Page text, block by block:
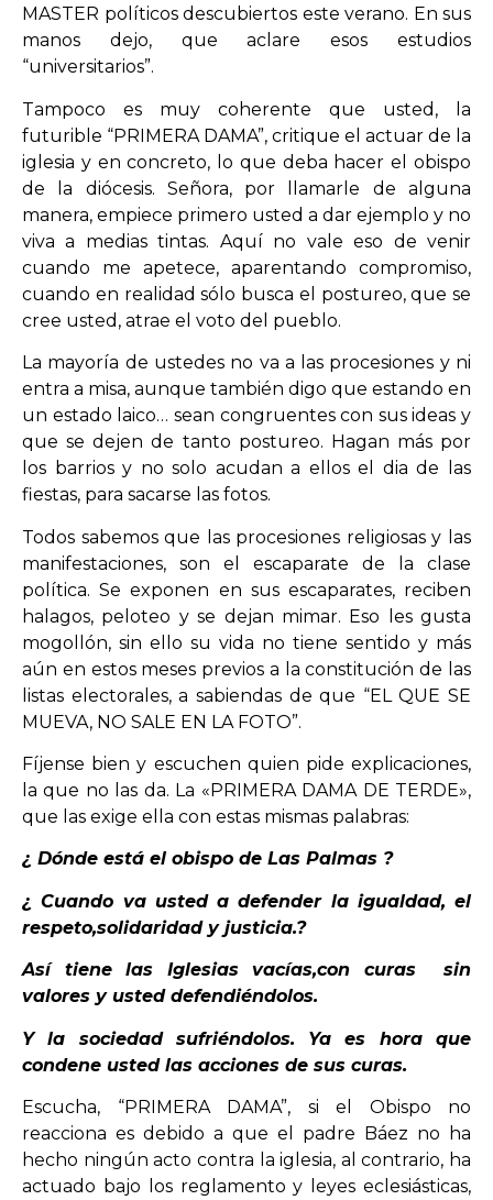
MASTER políticos descubiertos este verano. En sus
manos dejo, que aclare esos estudios
“universitarios”.
Tampoco es muy coherente que usted, la
futurible “PRIMERA DAMA”, critique el actuar de la
iglesia y en concreto, lo que deba hacer el obispo
de la diócesis. Señora, por llamarle de alguna
manera, empiece primero usted a dar ejemplo y no
viva a medias tintas. Aquí no vale eso de venir
cuando me apetece, aparentando compromiso,
cuando en realidad sólo busca el postureo, que se
cree usted, atrae el voto del pueblo.
La mayoría de ustedes no va a las procesiones y ni
entra a misa, aunque también digo que estando en
un estado laico… sean congruentes con sus ideas y
que se dejen de tanto postureo. Hagan más por
los barrios y no solo acudan a ellos el dia de las
fiestas, para sacarse las fotos.
Todos sabemos que las procesiones religiosas y las
manifestaciones, son el escaparate de la clase
política. Se exponen en sus escaparates, reciben
halagos, peloteo y se dejan mimar. Eso les gusta
mogollón, sin ello su vida no tiene sentido y más
aún en estos meses previos a la constitución de las
listas electorales, a sabiendas de que “EL QUE SE
MUEVA, NO SALE EN LA FOTO”.
Fíjense bien y escuchen quien pide explicaciones,
la que no las da. La «PRIMERA DAMA DE TERDE»,
que las exige ella con estas mismas palabras:
¿ Dónde está el obispo de Las Palmas ?
¿ Cuando va usted a defender la igualdad, el
respeto,solidaridad y justicia.?
Así tiene las Iglesias vacías,con curas sin
valores y usted defendiéndolos.
Y la sociedad sufriéndolos. Ya es hora que
condene usted las acciones de sus curas.
Escucha, “PRIMERA DAMA”, si el Obispo no
reacciona es debido a que el padre Báez no ha
hecho ningún acto contra la iglesia, al contrario, ha
actuado bajo los reglamento y leyes eclesiásticas,